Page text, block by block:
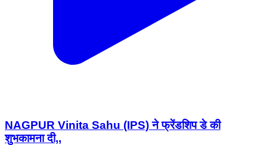
NAGPUR Vinita Sahu (IPS) ने फ्रेंडशिप डे की
शुभकामना दी,,